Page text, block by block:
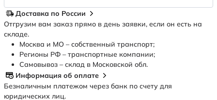
Доставка по России
Отгрузим вам заказ прямо в день заявки, если он есть на
складе.
Москва и МО – собственный транспорт;
Регионы РФ – транспортные компании;
Самовывоз – склад в Московской обл.
Информация об оплате
Безналичным платежом через банк по счету для
юридических лиц.